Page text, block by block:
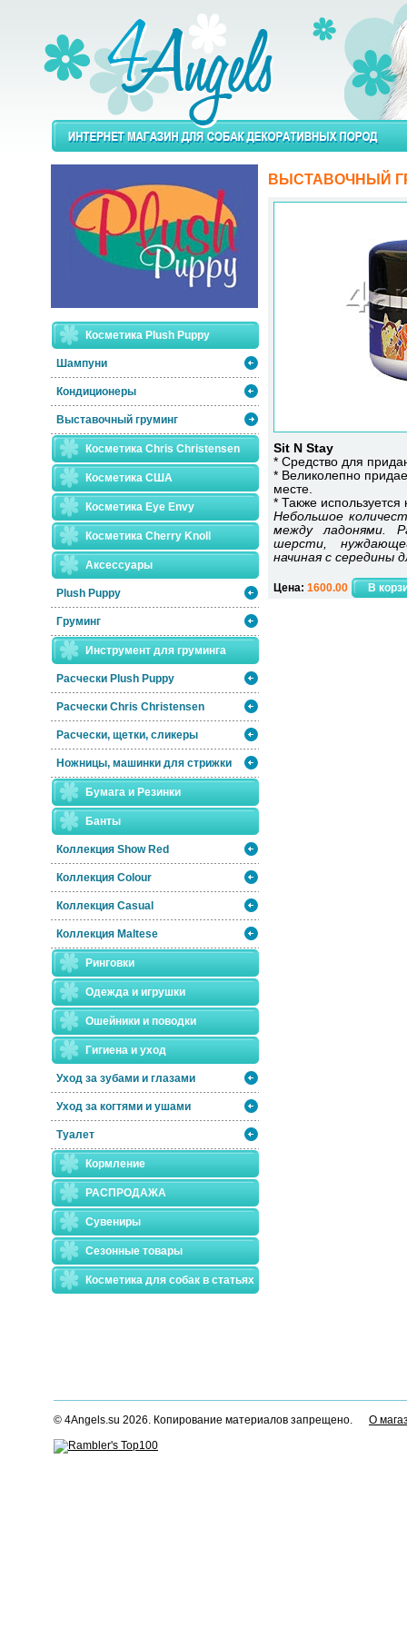
Косметика Plush Puppy
Шампуни
Кондиционеры
Выставочный груминг
Косметика Chris Christensen
Косметика США
Косметика Eye Envy
Косметика Сherry Knoll
Аксессуары
Plush Puppy
Груминг
Инструмент для груминга
Расчески Plush Puppy
Расчески Сhris Christensen
Расчески, щетки, сликеры
Ножницы, машинки для стрижки
Бумага и Резинки
Банты
Коллекция Show Red
Коллекция Colour
Коллекция Casual
Коллекция Maltese
Ринговки
Одежда и игрушки
Ошейники и поводки
Гигиена и уход
Уход за зубами и глазами
Уход за когтями и ушами
Туалет
Кормление
РАСПРОДАЖА
Сувениры
Сезонные товары
Косметика для собак в статьях
ВЫСТАВОЧНЫЙ
Sit N Stay
* Средство для
* Великолепно
месте.
* Также
Небольшое
между ладонями.
шерсти,
начиная с середины
Цена: 1600.00
© 4Angels.su 2026. Копирование материалов запрещено. О